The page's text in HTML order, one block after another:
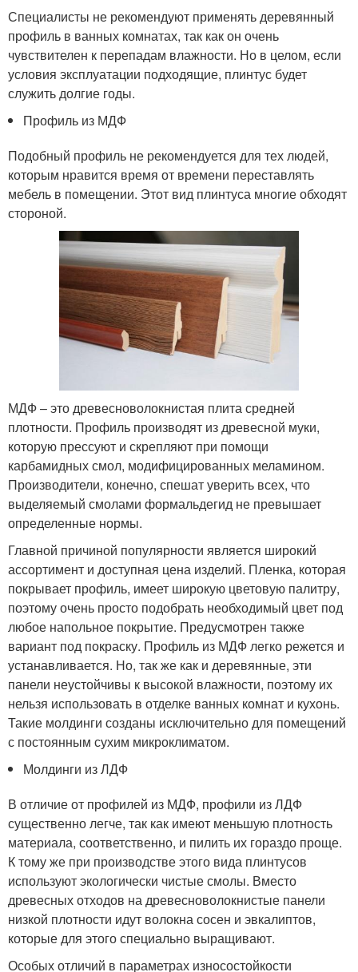
Специалисты не рекомендуют применять деревянный
профиль в ванных комнатах, так как он очень
чувствителен к перепадам влажности. Но в целом, если
условия эксплуатации подходящие, плинтус будет
служить долгие годы.
Профиль из МДФ
Подобный профиль не рекомендуется для тех людей,
которым нравится время от времени переставлять
мебель в помещении. Этот вид плинтуса многие обходят
стороной.
МДФ – это древесноволокнистая плита средней
плотности. Профиль производят из древесной муки,
которую прессуют и скрепляют при помощи
карбамидных смол, модифицированных меламином.
Производители, конечно, спешат уверить всех, что
выделяемый смолами формальдегид не превышает
определенные нормы.
Главной причиной популярности является широкий
ассортимент и доступная цена изделий. Пленка, которая
покрывает профиль, имеет широкую цветовую палитру,
поэтому очень просто подобрать необходимый цвет под
любое напольное покрытие. Предусмотрен также
вариант под покраску. Профиль из МДФ легко режется и
устанавливается. Но, так же как и деревянные, эти
панели неустойчивы к высокой влажности, поэтому их
нельзя использовать в отделке ванных комнат и кухонь.
Такие молдинги созданы исключительно для помещений
с постоянным сухим микроклиматом.
Молдинги из ЛДФ
В отличие от профилей из МДФ, профили из ЛДФ
существенно легче, так как имеют меньшую плотность
материала, соответственно, и пилить их гораздо проще.
К тому же при производстве этого вида плинтусов
используют экологически чистые смолы. Вместо
древесных отходов на древесноволокнистые панели
низкой плотности идут волокна сосен и эвкалиптов,
которые для этого специально выращивают.
Особых отличий в параметрах износостойкости